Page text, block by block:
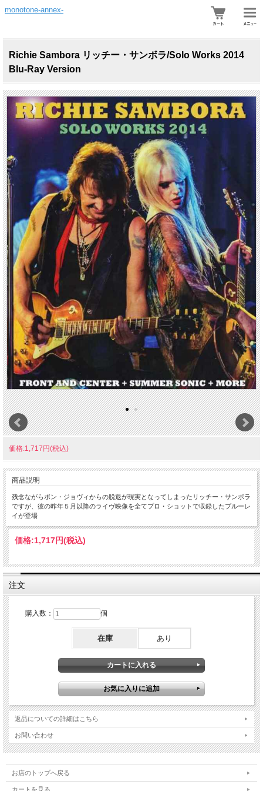
monotone-annex-
Richie Sambora リッチー・サンボラ/Solo Works 2014
Blu-Ray Version
価格:1,717円(税込)
商品説明
残念ながらボン・ジョヴィからの脱退が現実となってしまったリッチー・サンボラ
ですが、彼の昨年５月以降のライヴ映像を全てプロ・ショットで収録したブルーレ
イが登場
価格:1,717円(税込)
注文
購入数： 個
在庫 あり
返品についての詳細はこちら
お問い合わせ
お店のトップへ戻る
カートを見る